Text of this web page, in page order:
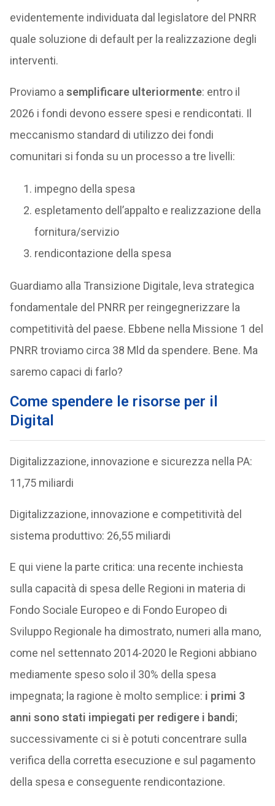
evidentemente individuata dal legislatore del PNRR
quale soluzione di default per la realizzazione degli
interventi.
Proviamo asemplificare ulteriormente: entro il
2026 i fondi devono essere spesi e rendicontati. Il
meccanismo standard di utilizzo dei fondi
comunitari si fonda su un processo a tre livelli:
impegno della spesa
espletamento dell’appalto e realizzazione della
fornitura/servizio
rendicontazione della spesa
Guardiamo alla Transizione Digitale, leva strategica
fondamentale del PNRR per reingegnerizzare la
competitività del paese. Ebbene nella Missione 1 del
PNRR troviamo circa 38 Mld da spendere. Bene. Ma
saremo capaci di farlo?
Come spendere le risorse per il
Digital
Digitalizzazione, innovazione e sicurezza nella PA:
11,75 miliardi
Digitalizzazione, innovazione e competitività del
sistema produttivo: 26,55 miliardi
E qui viene la parte critica: una recente inchiesta
sulla capacità di spesa delle Regioni in materia di
Fondo Sociale Europeo e di Fondo Europeo di
Sviluppo Regionale ha dimostrato, numeri alla mano,
come nel settennato 2014-2020 le Regioni abbiano
mediamente speso solo il 30% della spesa
impegnata; la ragione è molto semplice: i primi 3
anni sono stati impiegati per redigere i bandi;
successivamente ci si è potuti concentrare sulla
verifica della corretta esecuzione e sul pagamento
della spesa e conseguente rendicontazione.